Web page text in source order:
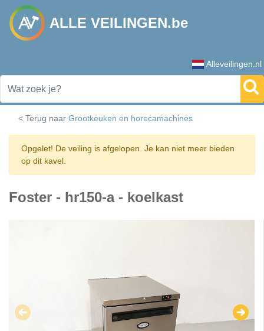
ALLE VEILINGEN.be
Alleveilingen.nl
< Terug naar Grootkeuken en horecamachines
Opgelet! De veiling is afgelopen. Je kan niet meer bieden
op dit kavel.
Foster - hr150-a - koelkast